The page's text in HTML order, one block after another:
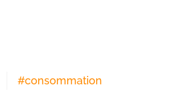
#consommation